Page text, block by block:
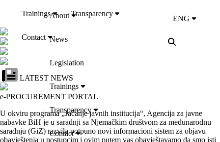
Trainings Transparency
Contact
ENG
LATEST NEWS
e-PROCUREMENT PORTAL
U okviru programa „Jačanje javnih institucija“, Agencija za javne
nabavke BiH je u saradnji sa Njemačkim društvom za međunarodnu
saradnju (GiZ) razvila potpuno novi informacioni sistem za objavu
obavještenja u postupcim i ovim putem vas obavještavamo da smo isti
About
News
Legislation
Trainings
Transparency
Contact